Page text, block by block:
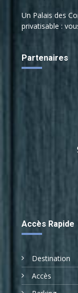
Un Palais des
privatisable :
Partenaires
Accès Rapide
Destination
Accès